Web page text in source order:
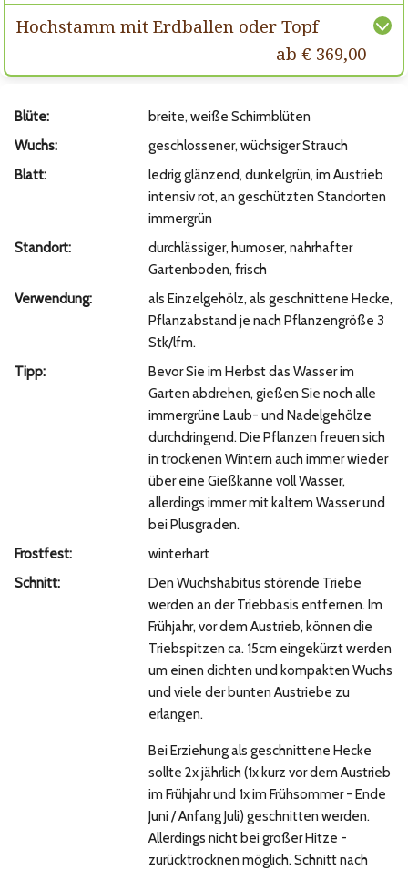
Hochstamm mit Erdballen oder Topf
ab € 369,00
Blüte:
breite, weiße Schirmblüten
Wuchs:
geschlossener, wüchsiger Strauch
Blatt:
ledrig glänzend, dunkelgrün, im Austrieb
intensiv rot, an geschützten Standorten
immergrün
Standort:
durchlässiger, humoser, nahrhafter
Gartenboden, frisch
Verwendung:
als Einzelgehölz, als geschnittene Hecke,
Pflanzabstand je nach Pflanzengröße 3
Stk/lfm.
Tipp:
Bevor Sie im Herbst das Wasser im
Garten abdrehen, gießen Sie noch alle
immergrüne Laub- und Nadelgehölze
durchdringend. Die Pflanzen freuen sich
in trockenen Wintern auch immer wieder
über eine Gießkanne voll Wasser,
allerdings immer mit kaltem Wasser und
bei Plusgraden.
Frostfest:
winterhart
Schnitt:
Den Wuchshabitus störende Triebe
werden an der Triebbasis entfernen. Im
Frühjahr, vor dem Austrieb, können die
Triebspitzen ca. 15cm eingekürzt werden
um einen dichten und kompakten Wuchs
und viele der bunten Austriebe zu
erlangen.
Bei Erziehung als geschnittene Hecke
sollte 2x jährlich (1x kurz vor dem Austrieb
im Frühjahr und 1x im Frühsommer - Ende
Juni / Anfang Juli) geschnitten werden.
Allerdings nicht bei großer Hitze -
zurücktrocknen möglich. Schnitt nach